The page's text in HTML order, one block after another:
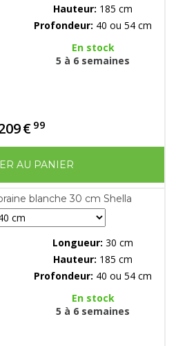
Hauteur: 185 cm
Profondeur: 40 ou 54 cm
En stock
5 à 6 semaines
€ 99
AU PANIER
blanche 30 cm Shella
Longueur: 30 cm
Hauteur: 185 cm
Profondeur: 40 ou 54 cm
En stock
5 à 6 semaines